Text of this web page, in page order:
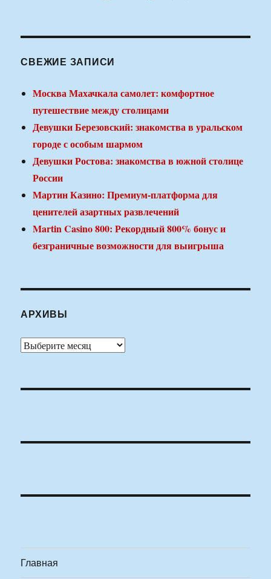
СВЕЖИЕ ЗАПИСИ
Москва Махачкала самолет: комфортное
путешествие между столицами
Девушки Березовский: знакомства в уральском
городе с особым шармом
Девушки Ростова: знакомства в южной столице
России
Мартин Казино: Премиум-платформа для
ценителей азартных развлечений
Martin Casino 800: Рекордный 800% бонус и
безграничные возможности для выигрыша
АРХИВЫ
Архивы
Главная